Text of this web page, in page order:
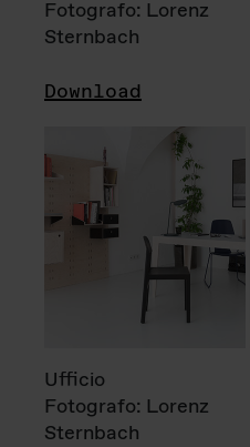
Fotografo: Lorenz
Sternbach
Download
Ufficio
Fotografo: Lorenz
Sternbach